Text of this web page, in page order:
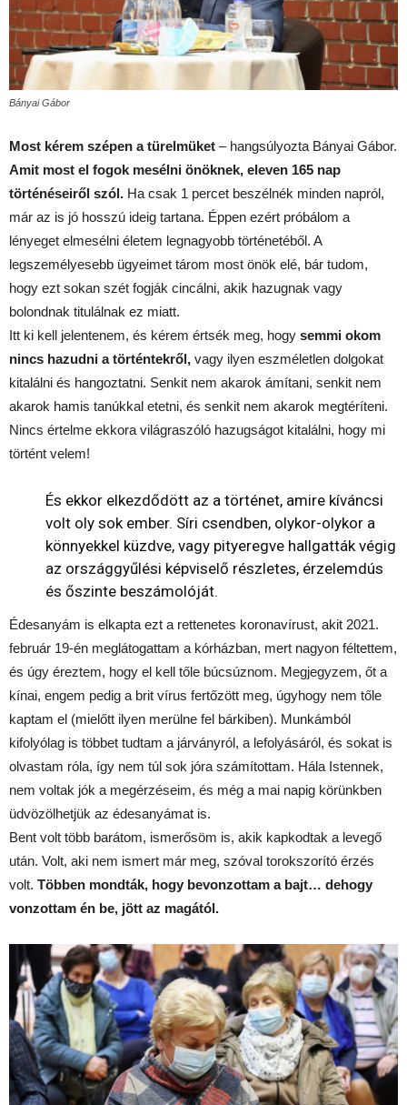
Bányai Gábor
Most kérem szépen a türelmüket – hangsúlyozta Bányai Gábor.
Amit most el fogok mesélni önöknek, eleven 165 nap
történéseiről szól. Ha csak 1 percet beszélnék minden napról,
már az is jó hosszú ideig tartana. Éppen ezért próbálom a
lényeget elmesélni életem legnagyobb történetéből. A
legszemélyesebb ügyeimet tárom most önök elé, bár tudom,
hogy ezt sokan szét fogják cincálni, akik hazugnak vagy
bolondnak titulálnak ez miatt.
Itt ki kell jelentenem, és kérem értsék meg, hogy semmi okom
nincs hazudni a történtekről, vagy ilyen eszméletlen dolgokat
kitalálni és hangoztatni. Senkit nem akarok ámítani, senkit nem
akarok hamis tanúkkal etetni, és senkit nem akarok megtéríteni.
Nincs értelme ekkora világraszóló hazugságot kitalálni, hogy mi
történt velem!
És ekkor elkezdődött az a történet, amire kíváncsi
volt oly sok ember. Síri csendben, olykor-olykor a
könnyekkel küzdve, vagy pityeregve hallgatták végig
az országgyűlési képviselő részletes, érzelemdús
és őszinte beszámolóját.
Édesanyám is elkapta ezt a rettenetes koronavírust, akit 2021.
február 19-én meglátogattam a kórházban, mert nagyon féltettem,
és úgy éreztem, hogy el kell tőle búcsúznom. Megjegyzem, őt a
kínai, engem pedig a brit vírus fertőzött meg, úgyhogy nem tőle
kaptam el (mielőtt ilyen merülne fel bárkiben). Munkámból
kifolyólag is többet tudtam a járványról, a lefolyásáról, és sokat is
olvastam róla, így nem túl sok jóra számítottam. Hála Istennek,
nem voltak jók a megérzéseim, és még a mai napig körünkben
üdvözölhetjük az édesanyámat is.
Bent volt több barátom, ismerősöm is, akik kapkodtak a levegő
után. Volt, aki nem ismert már meg, szóval torokszorító érzés
volt. Többen mondták, hogy bevonzottam a bajt… dehogy
vonzottam én be, jött az magától.